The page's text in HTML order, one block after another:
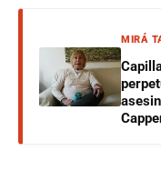
MIRÁ